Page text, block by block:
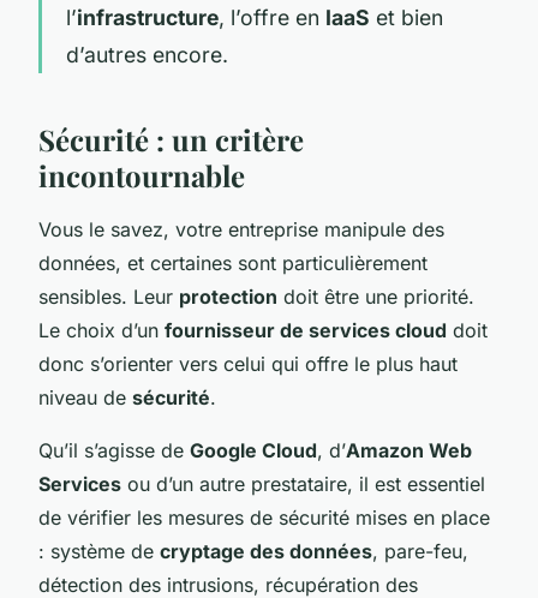
l’infrastructure, l’offre en IaaS et bien
d’autres encore.
Sécurité : un critère
incontournable
Vous le savez, votre entreprise manipule des
données, et certaines sont particulièrement
sensibles. Leur protection doit être une priorité.
Le choix d’un fournisseur de services cloud doit
donc s’orienter vers celui qui offre le plus haut
niveau de sécurité.
Qu’il s’agisse de Google Cloud, d’Amazon Web
Services ou d’un autre prestataire, il est essentiel
de vérifier les mesures de sécurité mises en place
: système de cryptage des données, pare-feu,
détection des intrusions, récupération des